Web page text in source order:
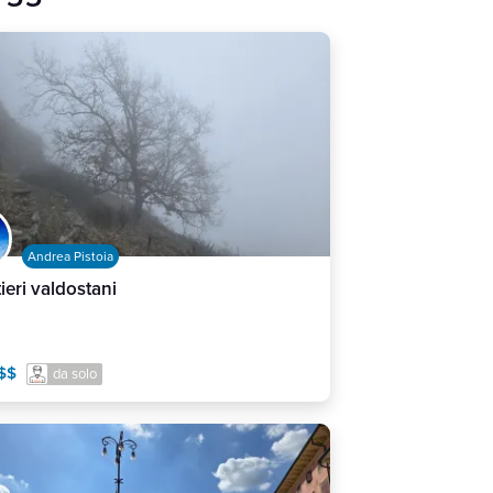
Andrea Pistoia
valdostani
da solo